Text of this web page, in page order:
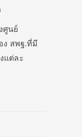
ศูนย์
ง สพฐ.ที่มี
แต่ละ